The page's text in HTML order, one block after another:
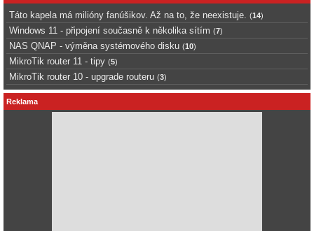
Táto kapela má milióny fanúšikov. Až na to, že neexistuje. (14)
Windows 11 - připojení současně k několika sítím (7)
NAS QNAP - výměna systémového disku (10)
MikroTik router 11 - tipy (5)
MikroTik router 10 - upgrade routeru (3)
Reklama